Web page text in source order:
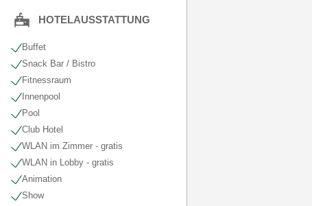
HOTELAUSSTATTUNG
Buffet
Snack Bar / Bistro
Fitnessraum
Innenpool
Pool
Club Hotel
WLAN im Zimmer - gratis
WLAN in Lobby - gratis
Animation
Show